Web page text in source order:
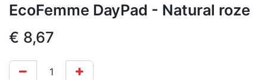
EcoFemme DayPad - Natural roze
€ 8,67